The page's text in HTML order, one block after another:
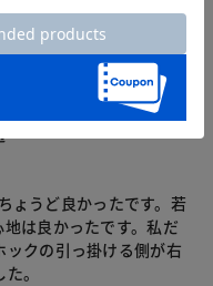
ょうど良かったです。若
は良かったです。私だ
クの引っ掛ける側が右
。